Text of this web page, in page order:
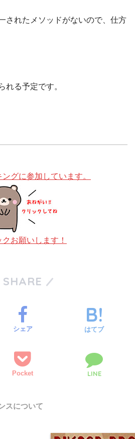
されたメソッドがないので、仕方
れる予定です。
グに参加しています。
クお願いします！
SHARE
シェア はてブ
Pocket LINE
スについて